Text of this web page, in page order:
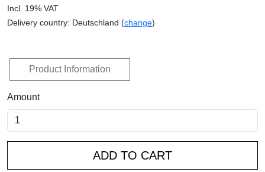
Incl. 19% VAT
Delivery country: Deutschland (change)
Product Information
Amount